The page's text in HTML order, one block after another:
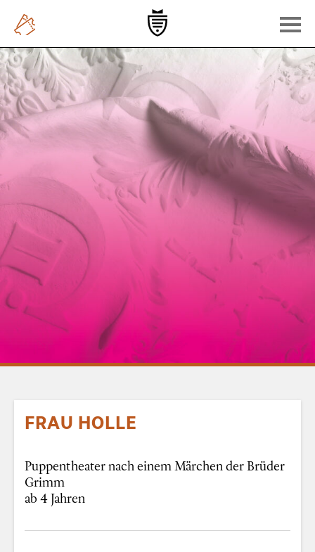
FRAU HOLLE
Puppentheater nach einem Märchen der Brüder
Grimm
ab 4 Jahren